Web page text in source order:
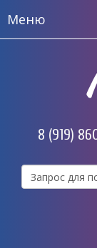
Меню
8 (919)